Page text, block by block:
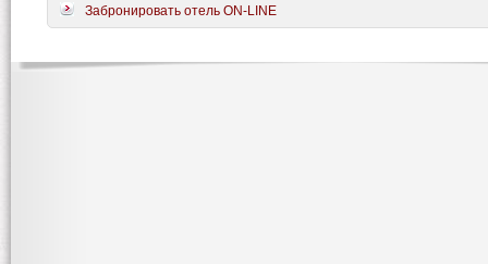
Забронировать отель ON-LINE